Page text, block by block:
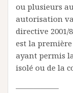
ou plusieurs
autorisation
directive 2001/
est la
ayant permis
isolé ou de la